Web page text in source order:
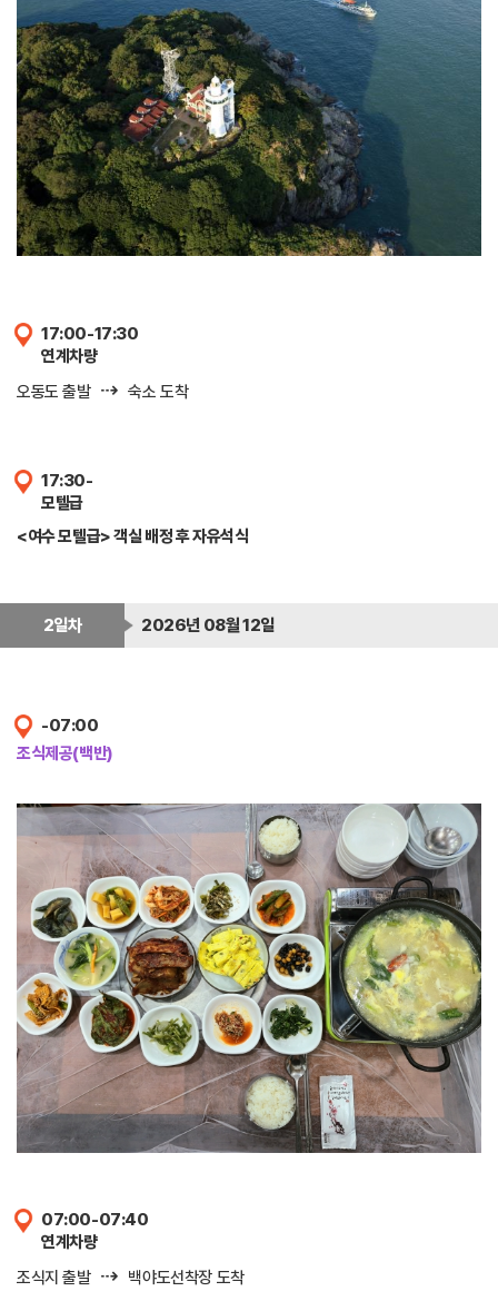
17:00-17:30
연계차량
오동도 출발 ⇢ 숙소 도착
17:30-
모텔급
<여수 모텔급> 객실 배정 후 자유석식
2일차 2026년 08월 12일
-07:00
조식제공(백반)
07:00-07:40
연계차량
조식지 출발 ⇢ 백야도선착장 도착